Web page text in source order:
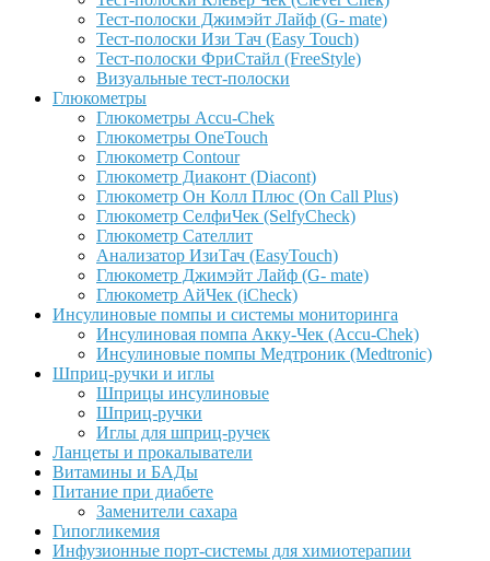
Тест-полоски Джимэйт Лайф (G- mate)
Тест-полоски Изи Тач (Easy Touch)
Тест-полоски ФриCтайл (FreeStyle)
Визуальные тест-полоски
Глюкометры
Глюкометры Accu-Сhek
Глюкометры OneTouch
Глюкометр Contour
Глюкометр Диаконт (Diacont)
Глюкометр Он Колл Плюс (On Call Plus)
Глюкометр СелфиЧек (SelfyCheck)
Глюкометр Сателлит
Анализатор ИзиТач (EasyTouch)
Глюкометр Джимэйт Лайф (G- mate)
Глюкометр АйЧек (iCheck)
Инсулиновые помпы и системы мониторинга
Инсулиновая помпа Акку-Чек (Accu-Chek)
Инсулиновые помпы Медтроник (Medtronic)
Шприц-ручки и иглы
Шприцы инсулиновые
Шприц-ручки
Иглы для шприц-ручек
Ланцеты и прокалыватели
Витамины и БАДы
Питание при диабете
Заменители сахара
Гипогликемия
Инфузионные порт-системы для химиотерапии